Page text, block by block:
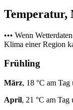
Temperatur,
••• Wenn
Klima einer Region
Frühling
März, 18 °C am
April, 21 °C am